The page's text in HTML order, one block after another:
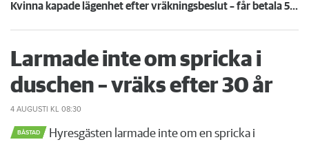
Kvinna kapade lägenhet efter vräkningsbeslut – får betala 50 000
Larmade inte om spricka i
duschen – vräks efter 30 år
4 AUGUSTI KL 08:30
BÅSTAD
Hyresgästen larmade inte om en spricka i